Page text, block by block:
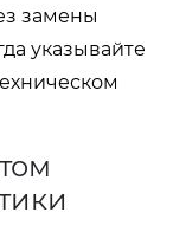
замены
указывайте